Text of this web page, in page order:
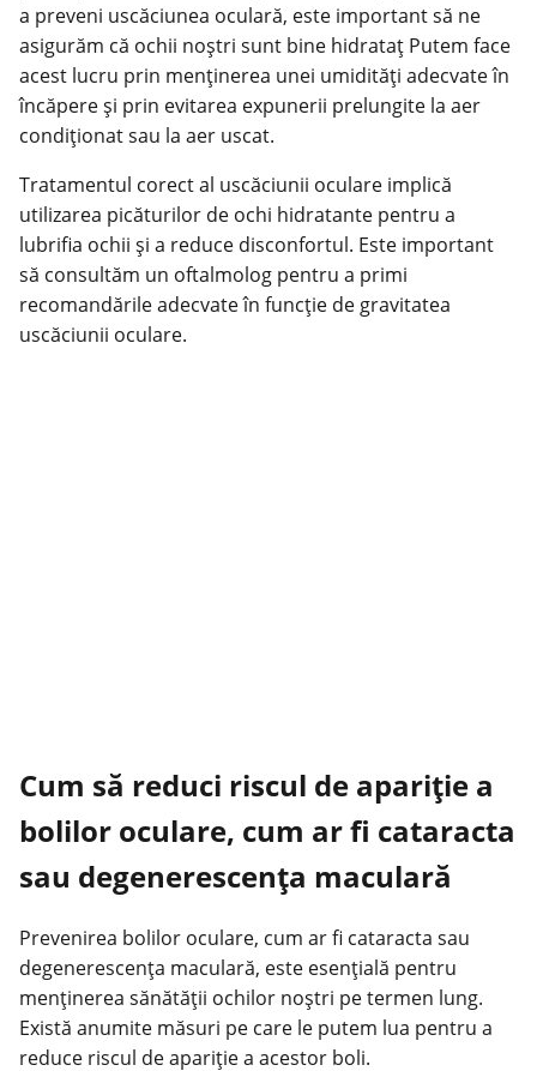
a preveni uscăciunea oculară, este important să ne
asigurăm că ochii noștri sunt bine hidrataț Putem face
acest lucru prin menținerea unei umidități adecvate în
încăpere și prin evitarea expunerii prelungite la aer
condiționat sau la aer uscat.
Tratamentul corect al uscăciunii oculare implică
utilizarea picăturilor de ochi hidratante pentru a
lubrifia ochii și a reduce disconfortul. Este important
să consultăm un oftalmolog pentru a primi
recomandările adecvate în funcție de gravitatea
uscăciunii oculare.
Cum să reduci riscul de apariție a
bolilor oculare, cum ar fi cataracta
sau degenerescența maculară
Prevenirea bolilor oculare, cum ar fi cataracta sau
degenerescența maculară, este esențială pentru
menținerea sănătății ochilor noștri pe termen lung.
Există anumite măsuri pe care le putem lua pentru a
reduce riscul de apariție a acestor boli.